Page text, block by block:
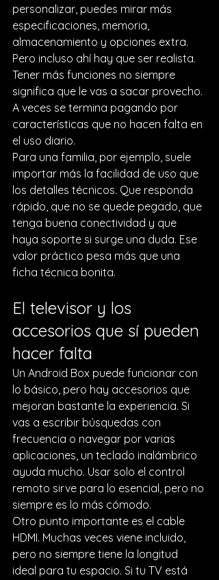
personalizar, puedes mirar más
especificaciones, memoria,
almacenamiento y opciones extra.
Pero incluso ahí hay que ser realista.
Tener más funciones no siempre
significa que le vas a sacar provecho.
A veces se termina pagando por
características que no hacen falta en
el uso diario.
Para una familia, por ejemplo, suele
importar más la facilidad de uso que
los detalles técnicos. Que responda
rápido, que no se quede pegado, que
tenga buena conectividad y que
haya soporte si surge una duda. Ese
valor práctico pesa más que una
ficha técnica bonita.
El televisor y los
accesorios que sí pueden
hacer falta
Un Android Box puede funcionar con
lo básico, pero hay accesorios que
mejoran bastante la experiencia. Si
vas a escribir búsquedas con
frecuencia o navegar por varias
aplicaciones, un teclado inalámbrico
ayuda mucho. Usar solo el control
remoto sirve para lo esencial, pero no
siempre es lo más cómodo.
Otro punto importante es el cable
HDMI. Muchas veces viene incluido,
pero no siempre tiene la longitud
ideal para tu espacio. Si tu TV está